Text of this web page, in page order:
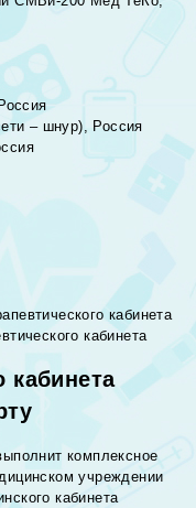
– шнур), Россия
кабинета
кабинета
кабинета
комплексное
учреждении
кабинета